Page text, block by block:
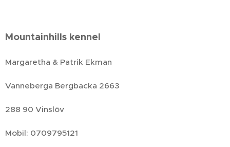
Mountainhills kennel
Margaretha & Patrik Ekman
Vanneberga Bergbacka 2663
288 90 Vinslöv
Mobil: 0709795121